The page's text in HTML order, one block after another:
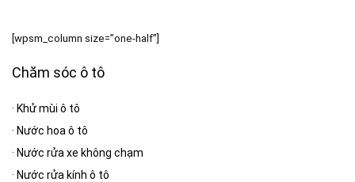
[wpsm_column size=”one-half”]
Chăm sóc ô tô
· Khử mùi ô tô
· Nước hoa ô tô
· Nước rửa xe không chạm
· Nước rửa kính ô tô